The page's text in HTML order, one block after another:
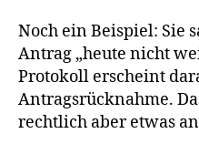
Noch ein Beispiel: Sie
Antrag „heute nicht
Protokoll erscheint
Antragsrücknahme.
rechtlich aber etwas